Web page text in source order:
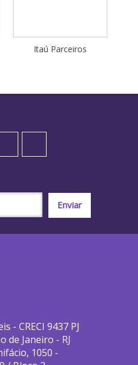
Itaú Parceiros
- CRECI 9437 PJ
de Janeiro - RJ
1050 -